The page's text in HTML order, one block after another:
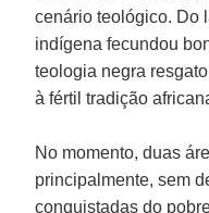
cenário teológico. Do
indígena fecundou
teologia negra
à fértil tradição
No momento, duas
principalmente, sem
conquistadas do